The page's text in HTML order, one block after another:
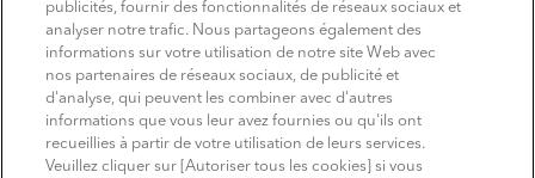
TROUVER
les produits
SUIVEZ MITSUBISHI ELECTRIC
publicités, fournir des fonctionnalités de réseaux sociaux et
analyser notre trafic. Nous partageons également des
informations sur votre utilisation de notre site Web avec
nos partenaires de réseaux sociaux, de publicité et
d'analyse, qui peuvent les combiner avec d'autres
informations que vous leur avez fournies ou qu'ils ont
recueillies à partir de votre utilisation de leurs services.
Veuillez cliquer sur [Autoriser tous les cookies] si vous